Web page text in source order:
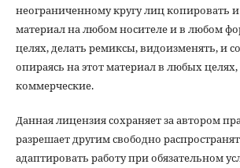
неограниченному кругу лиц копировать и
материал на любом носителе и в любом
целях, делать ремиксы, видоизменять, и
опираясь на этот материал в любых
коммерческие.
Данная лицензия сохраняет за автором
разрешает другим свободно
адаптировать работу при обязательном